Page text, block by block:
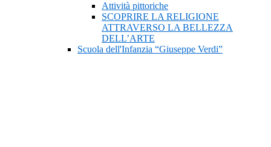
Attività pittoriche
SCOPRIRE LA RELIGIONE
ATTRAVERSO LA BELLEZZA
DELL’ARTE
Scuola dell'Infanzia “Giuseppe Verdi”